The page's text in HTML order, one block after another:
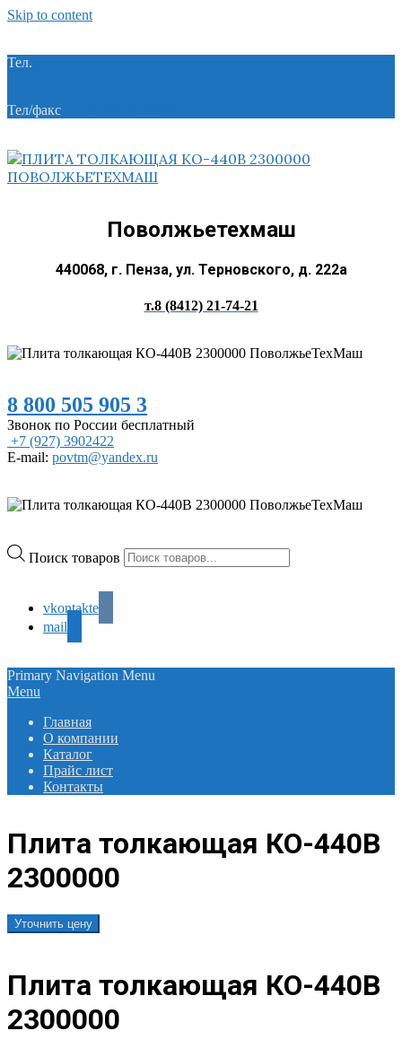
Skip to content
Тел.
Тел/факс
Поволжьетехмаш
440068, г. Пенза, ул. Терновского, д. 222а
т.8 (8412) 21-74-21
8 800 505 905 3
Звонок по России бесплатный
+7 (927) 3902422
E-mail: povtm@yandex.ru
Поиск товаров
vkontakte
mail
Primary Navigation Menu
Menu
Главная
О компании
Каталог
Прайс лист
Контакты
Плита толкающая КО-440В
2300000
Уточнить цену
Плита толкающая КО-440В
2300000